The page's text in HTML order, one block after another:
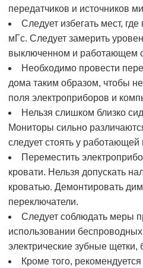
передатчиков и источников
Следует избегать мест,
мГс. Следует замерить
выключенном и работающем
Необходимо провести
дома таким образом, чтобы
поля электроприборов и
Нельзя слишком близко
Мониторы сильно
следует стоять у
Переместить
кровати. Нельзя допускать
кроватью. Демонтировать
переключатели.
Следует соблюдать меры
использовании беспроводных
электрические зубные щетки,
Кроме того,